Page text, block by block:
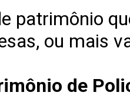
patrimônio
ou mais
de